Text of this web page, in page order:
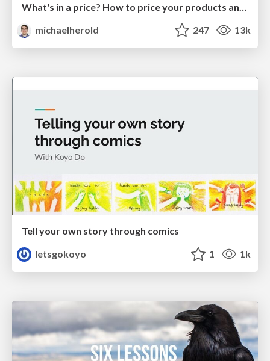
What's in a price? How to price your products and services
michaelherold
247 13k
Tell your own story through comics
letsgokoyo
1 1k